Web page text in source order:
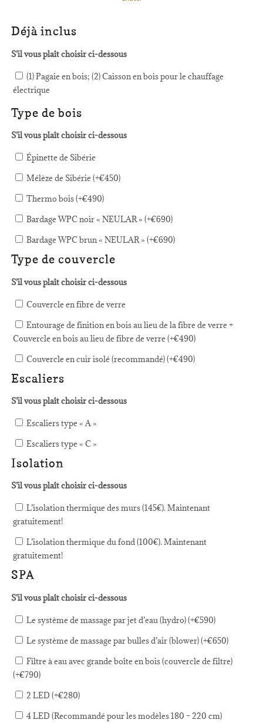
Déjà inclus
S’il vous plaît choisir ci-dessous
(1) Pagaie en bois; (2) Caisson en bois pour le chauffage
électrique
Type de bois
S’il vous plaît choisir ci-dessous
Épinette de Sibérie
Mélèze de Sibérie (+€450)
Thermo bois (+€490)
Bardage WPC noir « NEULAR » (+€690)
Bardage WPC brun « NEULAR » (+€690)
Type de couvercle
S’il vous plaît choisir ci-dessous
Couvercle en fibre de verre
Entourage de finition en bois au lieu de la fibre de verre +
Couvercle en bois au lieu de fibre de verre (+€490)
Couvercle en cuir isolé (recommandé) (+€490)
Escaliers
S’il vous plaît choisir ci-dessous
Escaliers type « A »
Escaliers type « C »
Isolation
S’il vous plaît choisir ci-dessous
L’isolation thermique des murs (145€). Maintenant
gratuitement!
L’isolation thermique du fond (100€). Maintenant
gratuitement!
SPA
S’il vous plaît choisir ci-dessous
Le système de massage par jet d’eau (hydro) (+€590)
Le système de massage par bulles d’air (blower) (+€650)
Filtre à eau avec grande boîte en bois (couvercle de filtre)
(+€790)
2 LED (+€280)
4 LED (Recommandé pour les modèles 180 – 220 cm)